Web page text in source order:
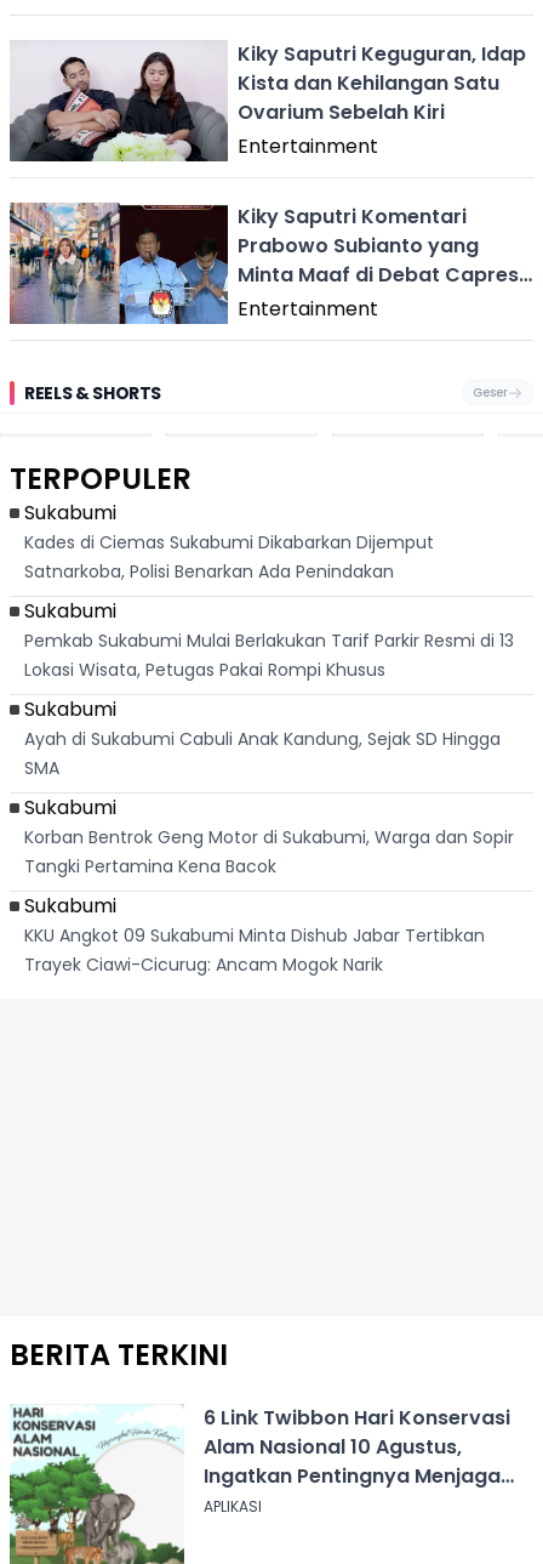
Kiky Saputri Keguguran, Idap
Kista dan Kehilangan Satu
Ovarium Sebelah Kiri
Entertainment
Kiky Saputri Komentari
Prabowo Subianto yang
Minta Maaf di Debat Capres:
Ya Allah Pak
Entertainment
REELS & SHORTS Geser
Pantai
Cikembang,
Dari
Palabuhanratu
TERPOPULER
Sukabumi
Kades di Ciemas Sukabumi Dikabarkan Dijemput
Satnarkoba, Polisi Benarkan Ada Penindakan
Sukabumi
Pemkab Sukabumi Mulai Berlakukan Tarif Parkir Resmi di 13
Lokasi Wisata, Petugas Pakai Rompi Khusus
Sukabumi
Ayah di Sukabumi Cabuli Anak Kandung, Sejak SD Hingga
SMA
Sukabumi
Korban Bentrok Geng Motor di Sukabumi, Warga dan Sopir
Tangki Pertamina Kena Bacok
Sukabumi
KKU Angkot 09 Sukabumi Minta Dishub Jabar Tertibkan
Trayek Ciawi-Cicurug: Ancam Mogok Narik
BERITA TERKINI
6 Link Twibbon Hari Konservasi
Alam Nasional 10 Agustus,
Ingatkan Pentingnya Menjaga
Alam
APLIKASI